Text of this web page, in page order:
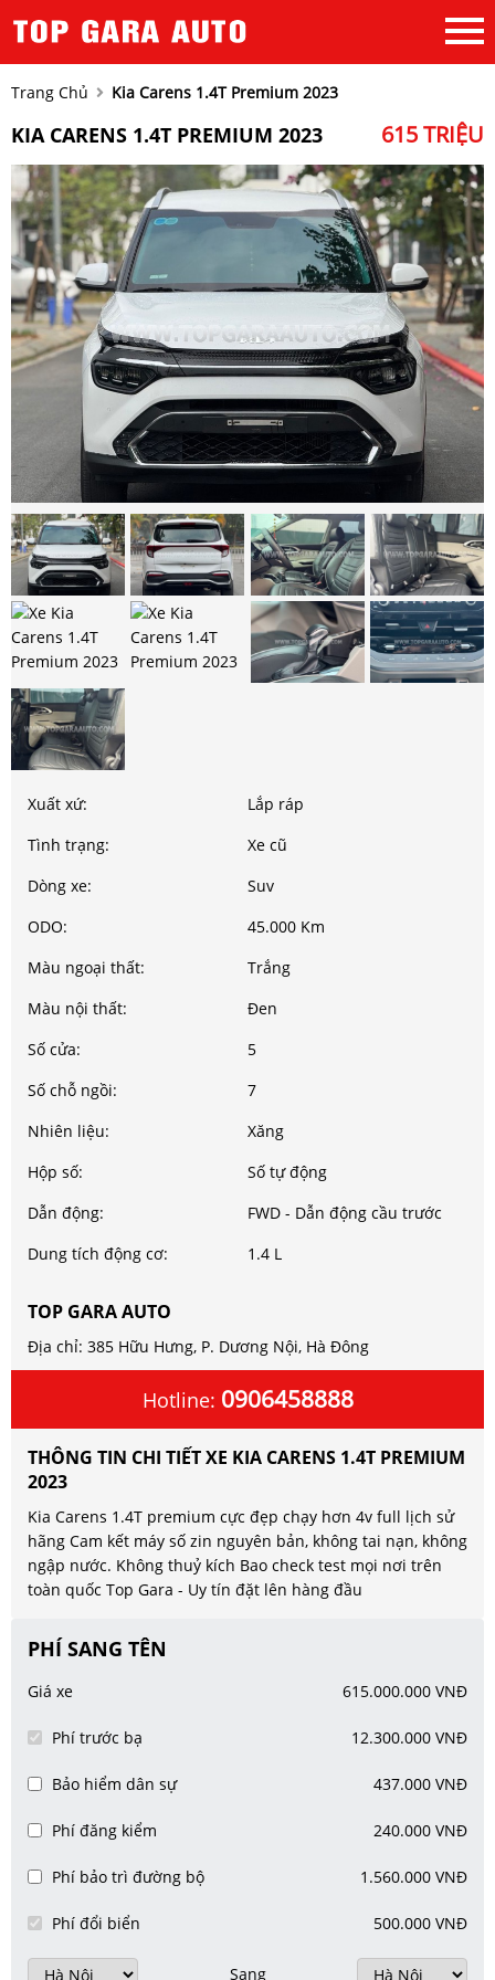
Trang Chủ Kia Carens 1.4T Premium 2023
KIA CARENS 1.4T PREMIUM 2023 615 TRIỆU
Xuất xứ:
Lắp ráp
Tình trạng:
Xe cũ
Dòng xe:
Suv
ODO:
45.000 Km
Màu ngoại thất:
Trắng
Màu nội thất:
Đen
Số cửa:
5
Số chỗ ngồi:
7
Nhiên liệu:
Xăng
Hộp số:
Số tự động
Dẫn động:
FWD - Dẫn động cầu trước
Dung tích động cơ:
1.4 L
TOP GARA AUTO
Địa chỉ: 385 Hữu Hưng, P. Dương Nội, Hà Đông
Hotline: 0906458888
THÔNG TIN CHI TIẾT XE KIA CARENS 1.4T PREMIUM
2023
Kia Carens 1.4T premium cực đẹp chạy hơn 4v full lịch sử
hãng Cam kết máy số zin nguyên bản, không tai nạn, không
ngập nước. Không thuỷ kích Bao check test mọi nơi trên
toàn quốc Top Gara - Uy tín đặt lên hàng đầu
PHÍ SANG TÊN
Giá xe 615.000.000 VNĐ
Phí trước bạ 12.300.000 VNĐ
Bảo hiểm dân sự 437.000 VNĐ
Phí đăng kiểm 240.000 VNĐ
Phí bảo trì đường bộ 1.560.000 VNĐ
Phí đổi biển 500.000 VNĐ
Sang